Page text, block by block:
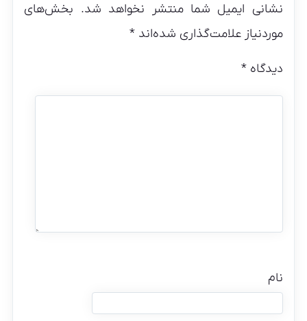
نشانی ایمیل شما منتشر نخواهد شد. بخش‌های
موردنیاز علامت‌گذاری شده‌اند*
دیدگاه*
نام